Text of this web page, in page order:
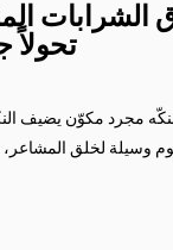
تحولاً
مجرد مكوّن يضيف